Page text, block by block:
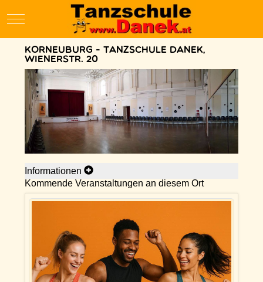
Mobile Menu Toggle
Korneuburg - Tanzschule Danek,
Wienerstr. 20
Informationen
Kommende Veranstaltungen an diesem Ort